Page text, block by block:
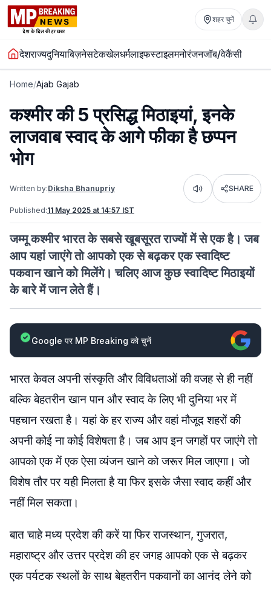
शहर चुनें
देशराज्यदुनियाबिज़नेसटेकखेलधर्मलाइफस्टाइलमनोरंजनजॉब/वेकैंसी
Home/Ajab Gajab
कश्मीर की 5 प्रसिद्ध मिठाइयां, इनके
लाजवाब स्वाद के आगे फीका है छप्पन
भोग
Written by:Diksha Bhanupriy Listen SHARE
Published:11 May 2025 at 14:57 IST
जम्मू कश्मीर भारत के सबसे खूबसूरत राज्यों में से एक है। जब
आप यहां जाएंगे तो आपको एक से बढ़कर एक स्वादिष्ट
पकवान खाने को मिलेंगे। चलिए आज कुछ स्वादिष्ट मिठाइयों
के बारे में जान लेते हैं।
Google पर MP Breaking को चुनें
भारत केवल अपनी संस्कृति और विविधताओं की वजह से ही नहीं
बल्कि बेहतरीन खान पान और स्वाद के लिए भी दुनिया भर में
पहचान रखता है। यहां के हर राज्य और वहां मौजूद शहरों की
अपनी कोई ना कोई विशेषता है। जब आप इन जगहों पर जाएंगे तो
आपको एक में एक ऐसा व्यंजन खाने को जरूर मिल जाएगा। जो
विशेष तौर पर यही मिलता है या फिर इसके जैसा स्वाद कहीं और
नहीं मिल सकता।
बात चाहे मध्य प्रदेश की करें या फिर राजस्थान, गुजरात,
महाराष्ट्र और उत्तर प्रदेश की हर जगह आपको एक से बढ़कर
एक पर्यटक स्थलों के साथ बेहतरीन पकवानों का आनंद लेने को